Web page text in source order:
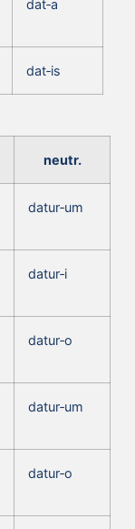
dat‑a
dat‑is
neutr.
datur‑um
datur‑i
datur‑o
datur‑um
datur‑o